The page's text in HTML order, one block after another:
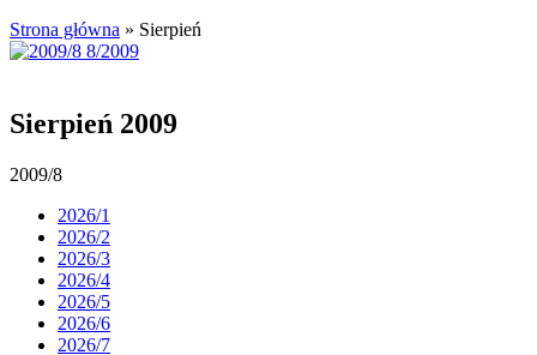
Strona główna » Sierpień
Sierpień 2009
2009/8
2026/1
2026/2
2026/3
2026/4
2026/5
2026/6
2026/7